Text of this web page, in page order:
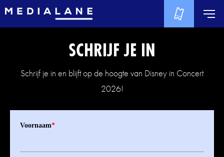
SCHRIJF JE IN
Schrijf je in en blijft op de hoogte van Disney in Concert
2026!
Voornaam*